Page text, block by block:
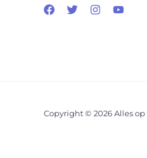
Copyright © 2026 Alles